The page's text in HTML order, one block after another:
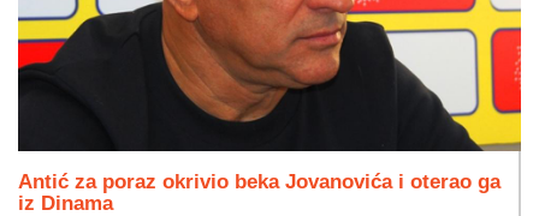
Antić za poraz okrivio beka Jovanovića i oterao ga
iz Dinama